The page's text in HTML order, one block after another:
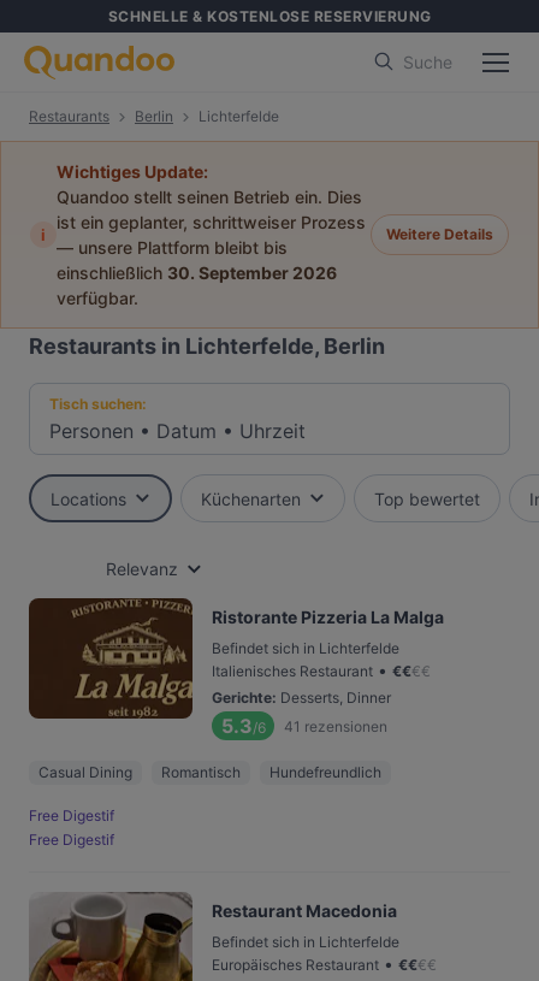
SCHNELLE & KOSTENLOSE RESERVIERUNG
Suche
Restaurants Berlin Lichterfelde
i
Wichtiges Update:
Quandoo stellt seinen Betrieb ein. Dies
ist ein geplanter, schrittweiser Prozess
— unsere Plattform bleibt bis
einschließlich 30. September 2026
verfügbar.
Weitere Details
Restaurants in Lichterfelde, Berlin
Tisch suchen:
Personen • Datum • Uhrzeit
Locations Küchenarten Top bewertet
Relevanz
Ristorante Pizzeria La Malga
Befindet sich in Lichterfelde
Italienisches Restaurant • €€€€
Gerichte: Desserts, Dinner
5.3/6 41 rezensionen
Casual Dining Romantisch Hundefreundlich
Free Digestif
Free Digestif
Restaurant Macedonia
Befindet sich in Lichterfelde
Europäisches Restaurant • €€€€